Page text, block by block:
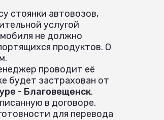
стоянки автовозов,
услугой
не должно
продуктов. О
проводит её
будет застрахован от
- Благовещенск.
в договоре.
для перевода